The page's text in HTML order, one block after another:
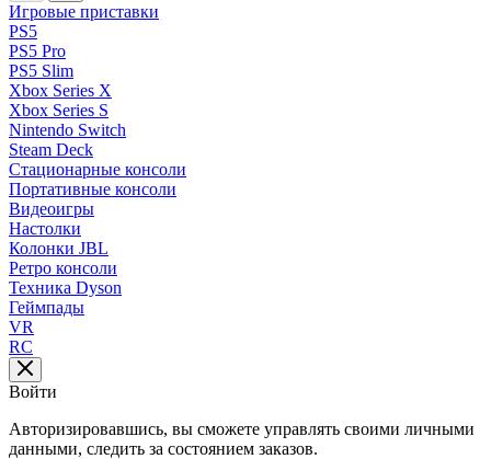
Игровые приставки
PS5
PS5 Pro
PS5 Slim
Xbox Series X
Xbox Series S
Nintendo Switch
Steam Deck
Стационарные консоли
Портативные консоли
Видеоигры
Настолки
Колонки JBL
Ретро консоли
Техника Dyson
Геймпады
VR
RC
Войти
Авторизировавшись, вы сможете управлять своими личными
данными, следить за состоянием заказов.